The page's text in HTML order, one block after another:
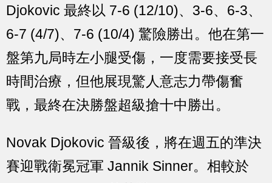
Djokovic 最終以 7-6 (12/10)、3-6、6-3、
6-7 (4/7)、7-6 (10/4) 驚險勝出。他在第一
盤第九局時左小腿受傷，一度需要接受長
時間治療，但他展現驚人意志力帶傷奮
戰，最終在決勝盤超級搶十中勝出。
Novak Djokovic 晉級後，將在週五的準決
賽迎戰衛冕冠軍 Jannik Sinner。相較於